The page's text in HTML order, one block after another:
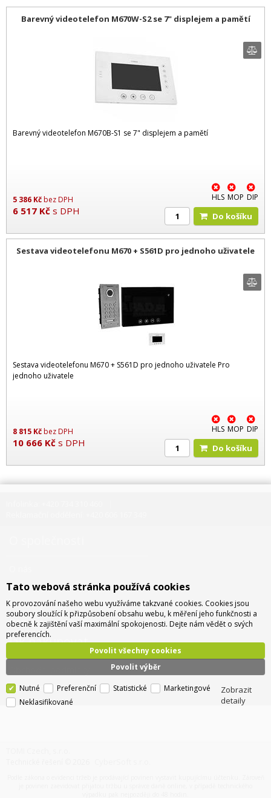
Barevný videotelefon M670W-S2 se 7" displejem a pamětí
Barevný videotelefon M670B-S1 se 7" displejem a pamětí
5 386 Kčbez DPH
6 517 Kč s DPH
HLS MOP DIP
Do košíku
Sestava videotelefonu M670 + S561D pro jednoho uživatele
Sestava videotelefonu M670 + S561D pro jednoho uživatele Pro
jednoho uživatele
8 815 Kčbez DPH
10 666 Kč s DPH
HLS MOP DIP
Do košíku
Kontakty
Pobočky a sídlo
Doprava - info a ceny
Jak nakupovat
Správa cookies
Tato webová stránka používá cookies
K provozování našeho webu využíváme takzvané cookies. Cookies jsou
soubory sloužící k přizpůsobení obsahu webu, k měření jeho funkčnosti a
obecně k zajištění vaší maximální spokojenosti. Dejte nám vědět o svých
preferencích.
Povolit výběr
Povolit všechny cookies
Nutné Preferenční Statistické
Marketingové
Neklasifikované
Zobrazit
detaily